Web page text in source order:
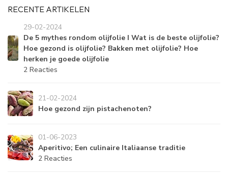
RECENTE ARTIKELEN
29-02-2024
De 5 mythes rondom olijfolie I Wat is de beste olijfolie?
Hoe gezond is olijfolie? Bakken met olijfolie? Hoe
herken je goede olijfolie
2 Reacties
21-02-2024
Hoe gezond zijn pistachenoten?
01-06-2023
Aperitivo; Een culinaire Italiaanse traditie
2 Reacties